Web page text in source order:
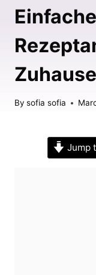
Einfache
Zuhause
By sofia sofia
Jump